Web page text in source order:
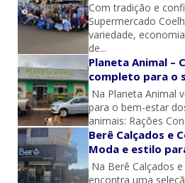
Com tradição e
Supermercado
variedade,
de...
Planeta Animal –
completo para o
Na Planeta Animal
para o bem-estar
animais: Rações
Berê Calçados e
Moda e estilo
Na Berê Calçados
encontra uma